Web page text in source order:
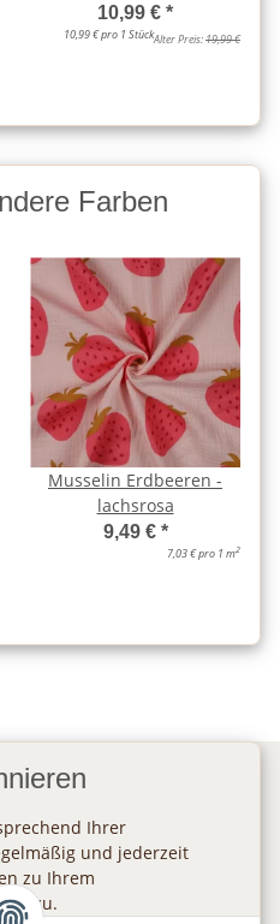
10,99 € *
10,99 € pro 1 StückAlter Preis:19,99 €
Farben
Musselin Erdbeeren -
lachsrosa
9,49 € *
7,03 € pro 1 m2
Ihrer
und jederzeit
zu Ihrem
zu.